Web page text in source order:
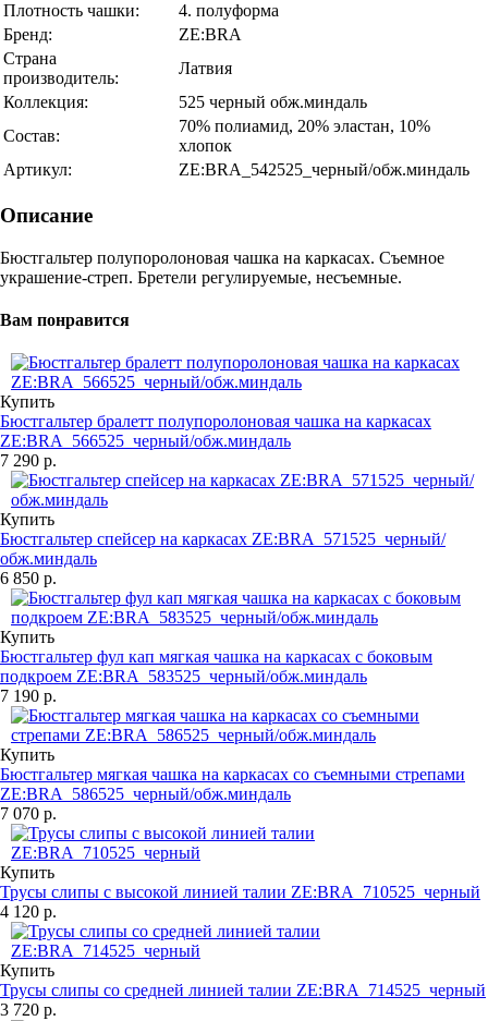
Плотность чашки:
4. полуформа
Бренд:
ZE:BRA
Страна
производитель:
Латвия
Коллекция:
525 черный обж.миндаль
Состав:
70% полиамид, 20% эластан, 10%
хлопок
Артикул:
ZE:BRA_542525_черный/обж.миндаль
Описание
Бюстгальтер полупоролоновая чашка на каркасах. Съемное
украшение-стреп. Бретели регулируемые, несъемные.
Вам понравится
Купить
Бюстгальтер бралетт полупоролоновая чашка на каркасах
ZE:BRA_566525_черный/обж.миндаль
7 290 р.
Купить
Бюстгальтер спейсер на каркасах ZE:BRA_571525_черный/
обж.миндаль
6 850 р.
Купить
Бюстгальтер фул кап мягкая чашка на каркасах с боковым
подкроем ZE:BRA_583525_черный/обж.миндаль
7 190 р.
Купить
Бюстгальтер мягкая чашка на каркасах со съемными стрепами
ZE:BRA_586525_черный/обж.миндаль
7 070 р.
Купить
Трусы слипы с высокой линией талии ZE:BRA_710525_черный
4 120 р.
Купить
Трусы слипы со средней линией талии ZE:BRA_714525_черный
3 720 р.